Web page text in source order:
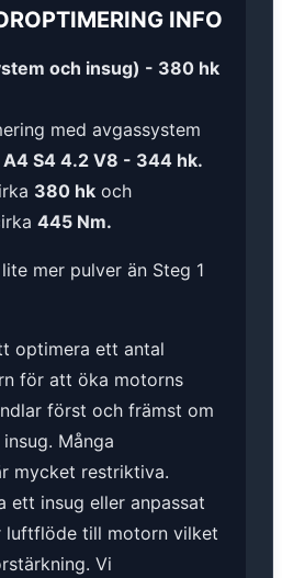
INFO
och insug) - 380 hk
med avgassystem
S4 4.2 V8 - 344 hk.
380 hk och
445 Nm.
mer pulver än Steg 1
optimera ett antal
för att öka motorns
först och främst om
Många
mycket restriktiva.
ett insug eller anpassat
luftflöde till motorn vilket
Vi